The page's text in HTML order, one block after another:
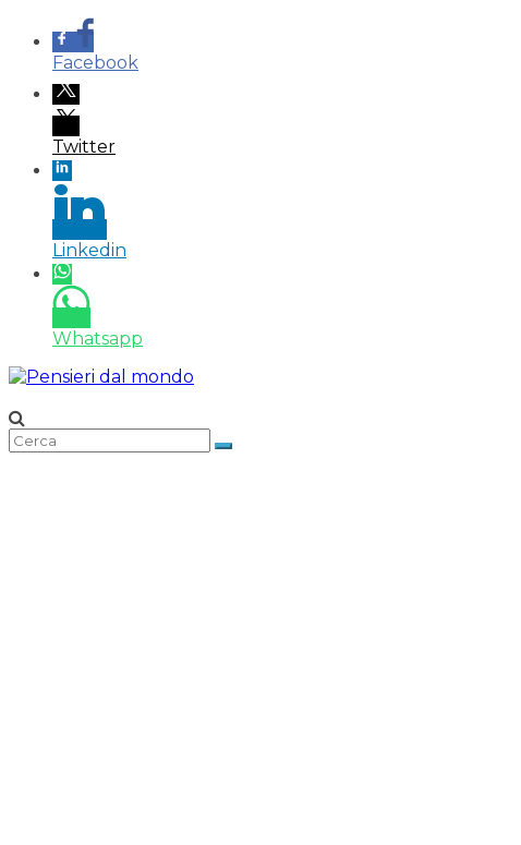
Facebook
Twitter
Linkedin
Whatsapp
Salta
contenuto